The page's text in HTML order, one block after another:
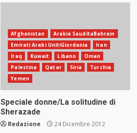
Afghanistan
Arabia SauditaBahrain
Emirati Arabi UnitiGiordania
Iran
Iraq
Kuwait Libano
Oman
Palestina
Qatar Siria
Turchia
Yemen
Speciale donne/La solitudine di
Sherazade
Redazione 24 Dicembre 2012